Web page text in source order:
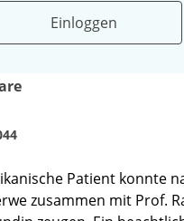
Einloggen
Patient konnte
zusammen mit Prof.